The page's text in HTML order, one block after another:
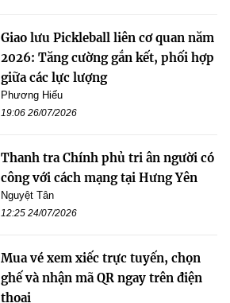
Giao lưu Pickleball liên cơ quan năm
2026: Tăng cường gắn kết, phối hợp
giữa các lực lượng
Phương Hiếu
19:06 26/07/2026
Thanh tra Chính phủ tri ân người có
công với cách mạng tại Hưng Yên
Nguyệt Tân
12:25 24/07/2026
Mua vé xem xiếc trực tuyến, chọn
ghế và nhận mã QR ngay trên điện
thoại